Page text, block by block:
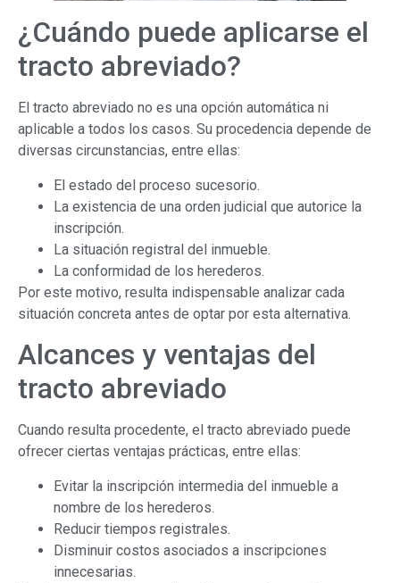
¿Cuándo puede aplicarse el
tracto abreviado?
El tracto abreviado no es una opción automática ni
aplicable a todos los casos. Su procedencia depende de
diversas circunstancias, entre ellas:
El estado del proceso sucesorio.
La existencia de una orden judicial que autorice la
inscripción.
La situación registral del inmueble.
La conformidad de los herederos.
Por este motivo, resulta indispensable analizar cada
situación concreta antes de optar por esta alternativa.
Alcances y ventajas del
tracto abreviado
Cuando resulta procedente, el tracto abreviado puede
ofrecer ciertas ventajas prácticas, entre ellas:
Evitar la inscripción intermedia del inmueble a
nombre de los herederos.
Reducir tiempos registrales.
Disminuir costos asociados a inscripciones
innecesarias.